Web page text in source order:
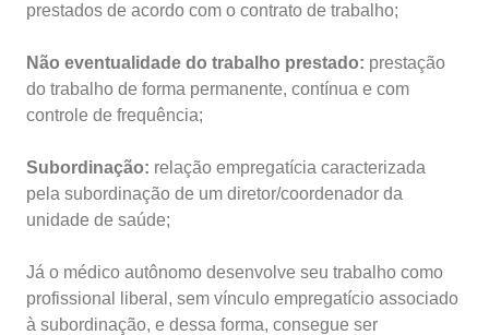
prestados de acordo com o contrato de trabalho;
Não eventualidade do trabalho prestado: prestação
do trabalho de forma permanente, contínua e com
controle de frequência;
Subordinação: relação empregatícia caracterizada
pela subordinação de um diretor/coordenador da
unidade de saúde;
Já o médico autônomo desenvolve seu trabalho como
profissional liberal, sem vínculo empregatício associado
à subordinação, e dessa forma, consegue ser